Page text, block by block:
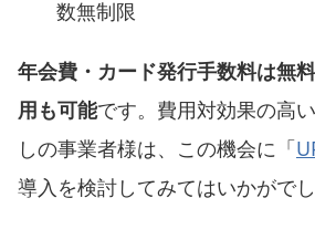
数無制限
年会費・カード発行手数料は無
用も可能です。費用対効果の高
しの事業者様は、この機会に「
導入を検討してみてはいかがでし